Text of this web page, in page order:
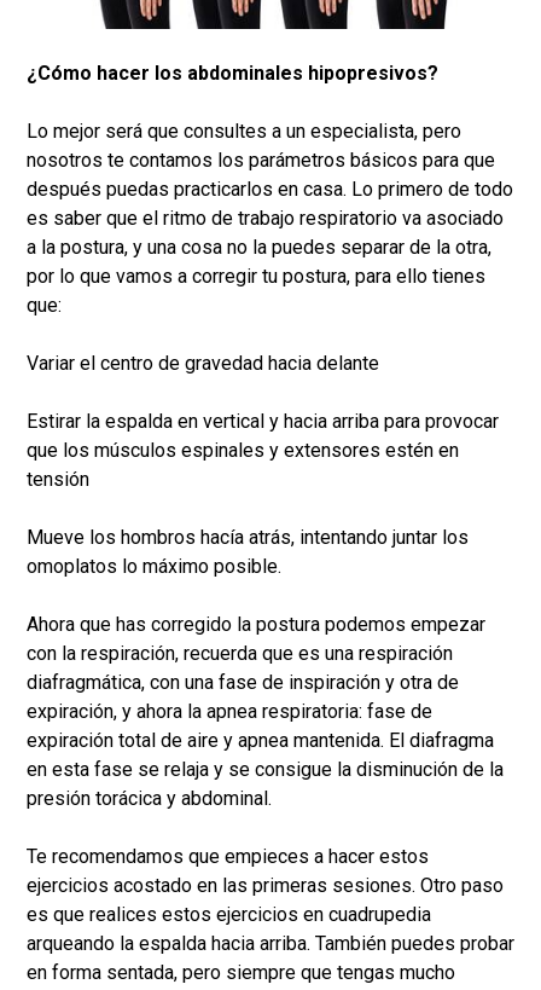
¿Cómo hacer los abdominales hipopresivos?
Lo mejor será que consultes a un especialista, pero
nosotros te contamos los parámetros básicos para que
después puedas practicarlos en casa. Lo primero de todo
es saber que el ritmo de trabajo respiratorio va asociado
a la postura, y una cosa no la puedes separar de la otra,
por lo que vamos a corregir tu postura, para ello tienes
que:
Variar el centro de gravedad hacia delante
Estirar la espalda en vertical y hacia arriba para provocar
que los músculos espinales y extensores estén en
tensión
Mueve los hombros hacía atrás, intentando juntar los
omoplatos lo máximo posible.
Ahora que has corregido la postura podemos empezar
con la respiración, recuerda que es una respiración
diafragmática, con una fase de inspiración y otra de
expiración, y ahora la apnea respiratoria: fase de
expiración total de aire y apnea mantenida. El diafragma
en esta fase se relaja y se consigue la disminución de la
presión torácica y abdominal.
Te recomendamos que empieces a hacer estos
ejercicios acostado en las primeras sesiones. Otro paso
es que realices estos ejercicios en cuadrupedia
arqueando la espalda hacia arriba. También puedes probar
en forma sentada, pero siempre que tengas mucho